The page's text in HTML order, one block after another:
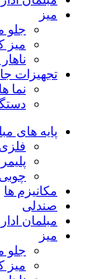
میز
جلو
میز
تجهیزات
نما
پایه های
فلزی
چوبی
مکانیزم ها
صندلی
مبلمان
میز
جلو
میز